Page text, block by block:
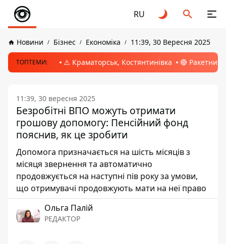
RU
Новини Бізнес Економіка 11:39, 30 Вересня 2025
ТОПТЕМИ: ⚠️ Краматорськ, Костянтинівка 🔴 Ракетний
11:39, 30 вересня 2025
Безробітні ВПО можуть отримати
грошову допомогу: Пенсійний фонд
пояснив, як це зробити
Допомога призначається на шість місяців з
місяця звернення та автоматично
продовжується на наступні пів року за умови,
що отримувачі продовжують мати на неї право
Ольга Палій
РЕДАКТОР